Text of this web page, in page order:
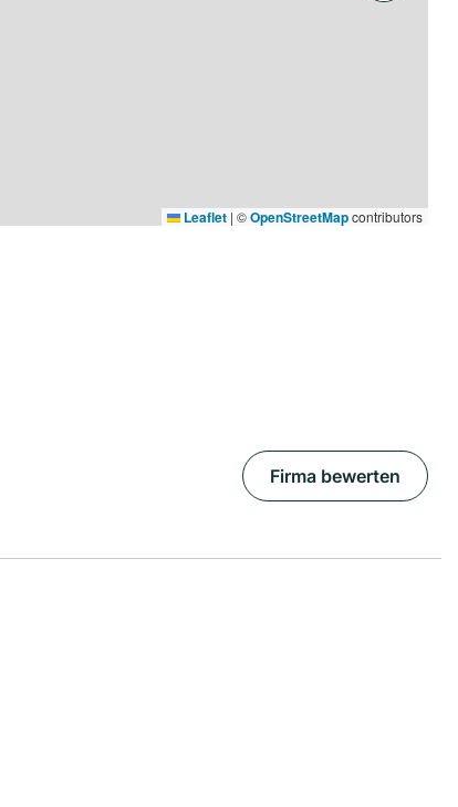
Leaflet | ©OpenStreetMapcontributors
Firma bewerten